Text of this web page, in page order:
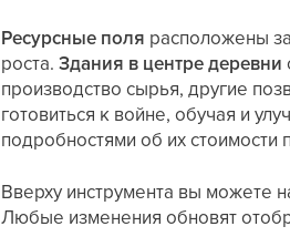
Ресурсные поля расположены
роста.Здания в центре деревни
производство сырья, другие
готовиться к войне, обучая и
подробностями об их стоимости
Вверху инструмента вы можете
Любые изменения обновят